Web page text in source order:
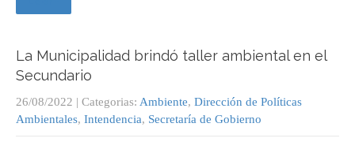
La Municipalidad brindó taller ambiental en el
Secundario
26/08/2022 | Categorias: Ambiente, Dirección de Políticas
Ambientales, Intendencia, Secretaría de Gobierno